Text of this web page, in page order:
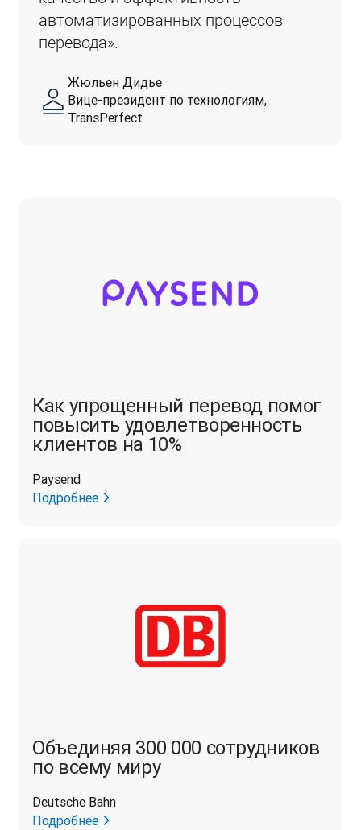
автоматизированных процессов
перевода».
Жюльен Дидье
Вице-президент по технологиям,
TransPerfect
Как упрощенный перевод помог
повысить удовлетворенность
клиентов на 10%
Paysend
Подробнее
Объединяя 300 000 сотрудников
по всему миру
Deutsche Bahn
Подробнее